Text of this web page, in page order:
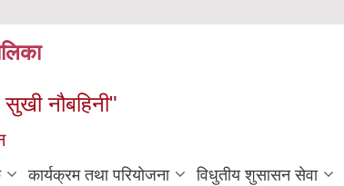
नौबहिनी"
कार्यक्रम तथा परियोजना विधुतीय शुसासन सेवा